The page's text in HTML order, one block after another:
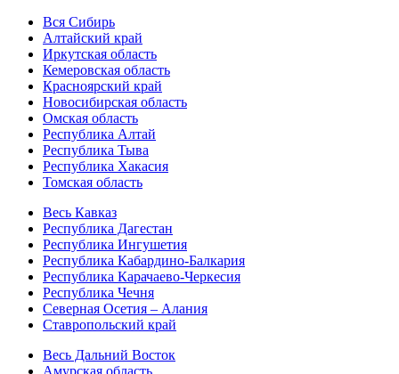
Вся Сибирь
Алтайский край
Иркутская область
Кемеровская область
Красноярский край
Новосибирская область
Омская область
Республика Алтай
Республика Тыва
Республика Хакасия
Томская область
Весь Кавказ
Республика Дагестан
Республика Ингушетия
Республика Кабардино-Балкария
Республика Карачаево-Черкесия
Республика Чечня
Северная Осетия – Алания
Ставропольский край
Весь Дальний Восток
Амурская область